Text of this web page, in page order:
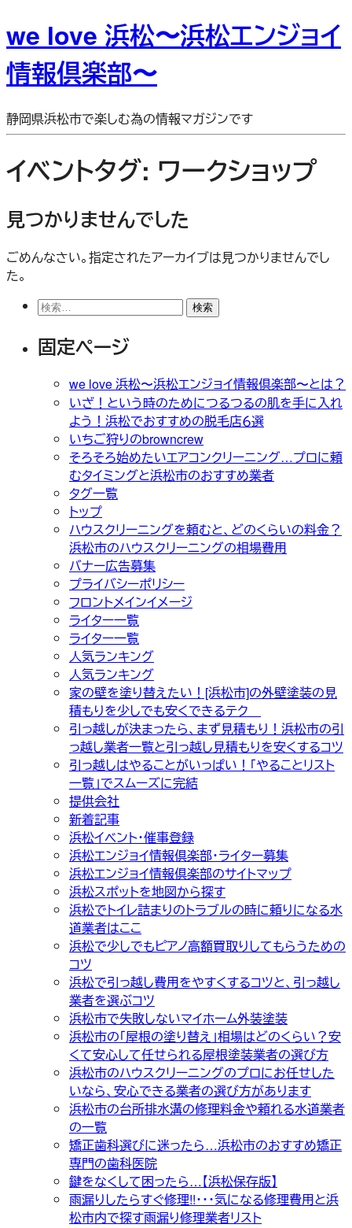
we love 浜松〜浜松エンジョイ
情報倶楽部〜
静岡県浜松市で楽しむ為の情報マガジンです
イベントタグ: ワークショップ
見つかりませんでした
ごめんなさい。指定されたアーカイブは見つかりませんでし
た。
検
固定ページ
we love 浜松〜浜松エンジョイ情報倶楽部〜とは？
いざ！という時のためにつるつるの肌を手に入れ
よう！浜松でおすすめの脱毛店６選
いちご狩りのbrowncrew
そろそろ始めたいエアコンクリーニング…プロに頼
むタイミングと浜松市のおすすめ業者
タグ一覧
トップ
ハウスクリーニングを頼むと、どのくらいの料金？
浜松市のハウスクリーニングの相場費用
バナー広告募集
プライバシーポリシー
フロントメインイメージ
ライター一覧
ライター一覧
人気ランキング
人気ランキング
家の壁を塗り替えたい！[浜松市]の外壁塗装の見
積もりを少しでも安くできるテク
引っ越しが決まったら、まず見積もり！浜松市の引
っ越し業者一覧と引っ越し見積もりを安くするコツ
引っ越しはやることがいっぱい！「やることリスト
一覧」でスムーズに完結
提供会社
新着記事
浜松イベント・催事登録
浜松エンジョイ情報倶楽部・ライター募集
浜松エンジョイ情報倶楽部のサイトマップ
浜松スポットを地図から探す
浜松でトイレ詰まりのトラブルの時に頼りになる水
道業者はここ
浜松で少しでもピアノ高額買取りしてもらうための
コツ
浜松で引っ越し費用をやすくするコツと、引っ越し
業者を選ぶコツ
浜松市で失敗しないマイホーム外装塗装
浜松市の「屋根の塗り替え」相場はどのくらい？安
くて安心して任せられる屋根塗装業者の選び方
浜松市のハウスクリーニングのプロにお任せした
いなら、安心できる業者の選び方があります
浜松市の台所排水溝の修理料金や頼れる水道業者
の一覧
矯正歯科選びに迷ったら…浜松市のおすすめ矯正
専門の歯科医院
鍵をなくして困ったら…【浜松保存版】
雨漏りしたらすぐ修理!!・・・気になる修理費用と浜
松市内で探す雨漏り修理業者リスト